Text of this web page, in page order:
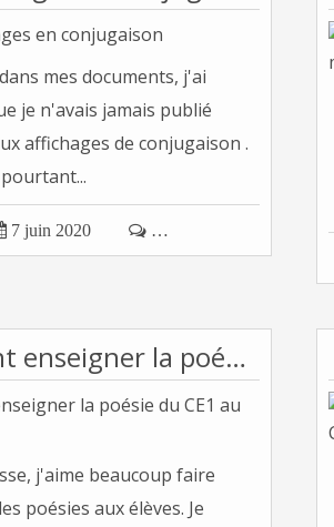
mes documents, j'ai
je n'avais jamais publié
affichages de conjugaison .
7 juin 2020  …
Comment enseigner la poésie du CE1 au CM2 ?
j'aime beaucoup faire
poésies aux élèves. Je